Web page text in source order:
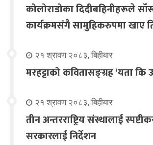
कोलोराडोका दिदीबहिनीहरूले
कार्यक्रमसंगै सामुहिकरुपमा खाए
२१ श्रावण २०८३, बिहीबार
मरहट्टाको कवितासङ्ग्रह ‘यता कि
२१ श्रावण २०८३, बिहीबार
तीन अन्तरराष्ट्रिय संस्थालाई
सरकारलाई निर्देशन